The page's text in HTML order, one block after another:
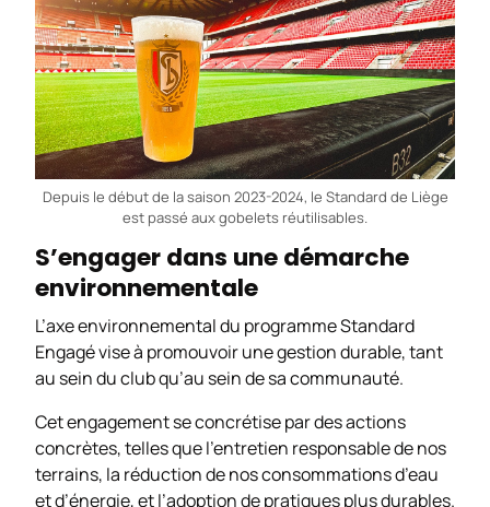
Depuis le début de la saison 2023-2024, le Standard de Liège
est passé aux gobelets réutilisables.
S’engager dans une démarche
environnementale
L’axe environnemental du programmeStandard
Engagévise à promouvoir une gestion durable, tant
au sein du club qu’au sein de sa communauté.
Cet engagement se concrétise par des actions
concrètes, telles que l’entretien responsable de nos
terrains, la réduction de nos consommations d’eau
et d’énergie, et l’adoption de pratiques plus durables.